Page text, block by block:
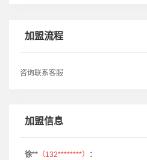
加盟流程
咨询联系客服
加盟信息
徐**（132********）
：